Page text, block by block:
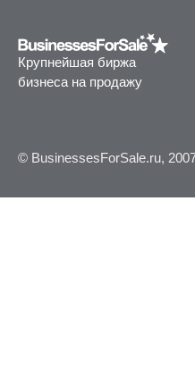
Крупнейшая биржа
бизнеса на продажу
© BusinessesForSale.ru,